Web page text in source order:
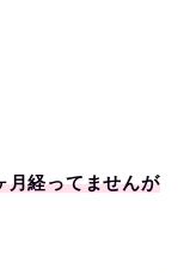
月経ってませんが